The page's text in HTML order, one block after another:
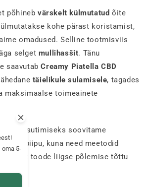
põhineb värskelt külmutatud õite
kohe pärast koristamist,
omadused. Selline tootmisviis
selget mullihasšit. Tänu
saavutabCreamy Piatella CBD
täielikule sulamisele, tagades
maksimaalse toimeainete
nautimiseks soovitame
vesipiipu, kuna need meetodid
ilma et toode liigse põlemise tõttu
oma 5-